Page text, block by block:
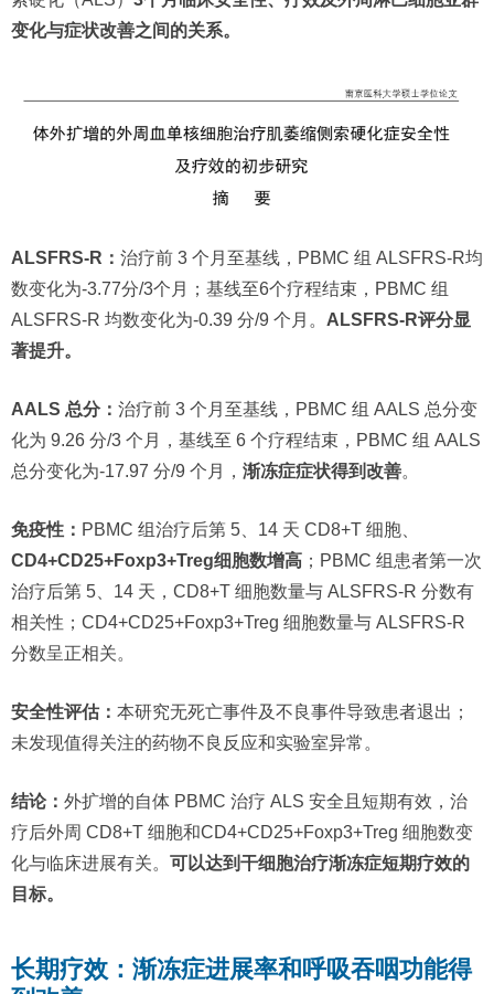
变化与症状改善之间的关系。
ALSFRS-R： 治疗前 3 个月至基线，PBMC 组 ALSFRS-R均
数变化为-3.77分/3个月；基线至6个疗程结束，PBMC 组
ALSFRS-R 均数变化为-0.39 分/9 个月。 ALSFRS-R评分显
著提升。
AALS 总分： 治疗前 3 个月至基线，PBMC 组 AALS 总分变
化为 9.26 分/3 个月，基线至 6 个疗程结束，PBMC 组 AALS
总分变化为-17.97 分/9 个月， 渐冻症症状得到改善。
免疫性： PBMC 组治疗后第 5、14 天 CD8+T 细胞、
CD4+CD25+Foxp3+Treg细胞数增高 ；PBMC 组患者第一次
治疗后第 5、14 天，CD8+T 细胞数量与 ALSFRS-R 分数有
相关性；CD4+CD25+Foxp3+Treg 细胞数量与 ALSFRS-R
分数呈正相关。
安全性评估： 本研究无死亡事件及不良事件导致患者退出；
未发现值得关注的药物不良反应和实验室异常。
结论： 外扩增的自体 PBMC 治疗 ALS 安全且短期有效，治
疗后外周 CD8+T 细胞和CD4+CD25+Foxp3+Treg 细胞数变
化与临床进展有关。 可以达到干细胞治疗渐冻症短期疗效的
目标。
长期疗效：渐冻症进展率和呼吸吞咽功能得